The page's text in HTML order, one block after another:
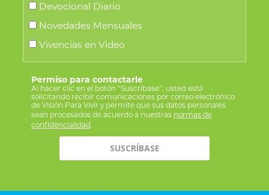
Devocional Diario
Novedades Mensuales
Vivencias en Video
Permiso para contactarle
Al hacer clic en el botón “Suscríbase”, usted está
solicitando recibir comunicaciones por correo electrónico
de Visión Para Vivir y permite que sus datos personales
sean procesados de acuerdo a nuestras normas de
confidencialidad.